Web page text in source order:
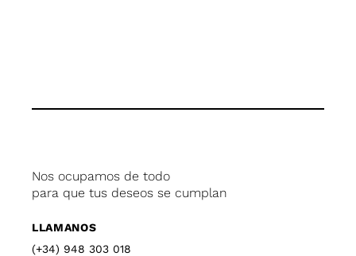
Nos ocupamos de todo
para que tus deseos se cumplan
LLAMANOS
(+34) 948 303 018